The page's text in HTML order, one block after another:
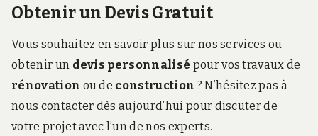
Obtenir un Devis Gratuit
Vous souhaitez en savoir plus sur nos services ou
obtenir un devis personnalisé pour vos travaux de
rénovation ou de construction ? N’hésitez pas à
nous contacter dès aujourd’hui pour discuter de
votre projet avec l’un de nos experts.